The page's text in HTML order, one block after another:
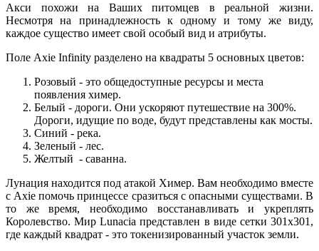
Акси похожи на Ваших питомцев в реальной жизни.
Несмотря на принадлежность к одному и тому же виду,
каждое существо имеет свой особый вид и атрибуты.
Поле Axie Infinity разделено на квадраты 5 основных цветов:
Розовый - это общедоступные ресурсы и места
появления химер.
Белый - дороги. Они ускоряют путешествие на 300%.
Дороги, идущие по воде, будут представлены как мосты.
Синий - река.
Зеленый - лес.
Желтый - саванна.
Лунация находится под атакой Химер. Вам необходимо вместе
с Axie помочь принцессе сразиться с опасными существами. В
то же время, необходимо восстанавливать и укреплять
Королевство. Мир Lunacia представлен ​​в виде сетки 301x301,
где каждый квадрат - это токенизированный участок земли.